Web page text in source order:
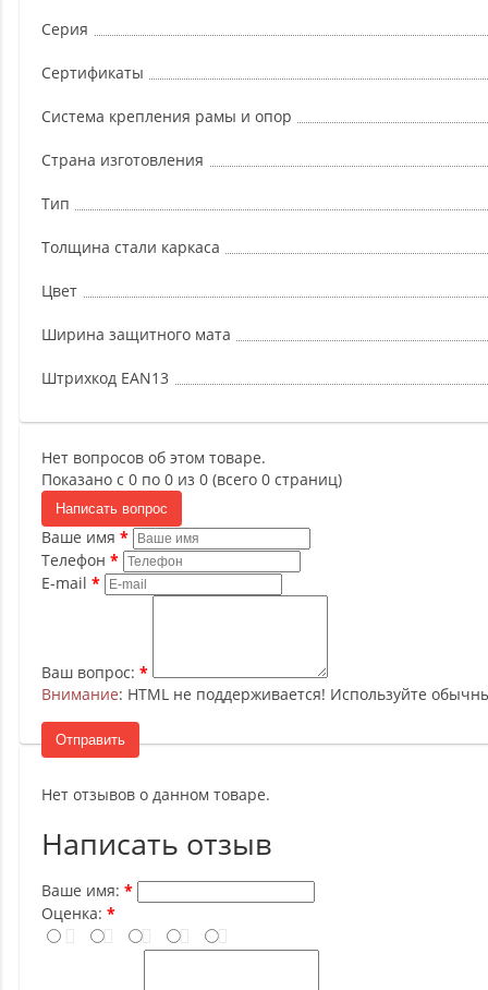
Серия
Сертификаты
Система крепления рамы и опор
Страна изготовления
Тип
Толщина стали каркаса
Цвет
Ширина защитного мата
Штрихкод EAN13
Нет вопросов об этом товаре.
Показано с 0 по 0 из 0 (всего 0 страниц)
Написать вопрос
Ваше имя
Телефон
E-mail
Ваш вопрос:
Внимание: HTML не поддерживается! Используйте
Отправить
Нет отзывов о данном товаре.
Написать отзыв
Ваше имя:
Оценка: